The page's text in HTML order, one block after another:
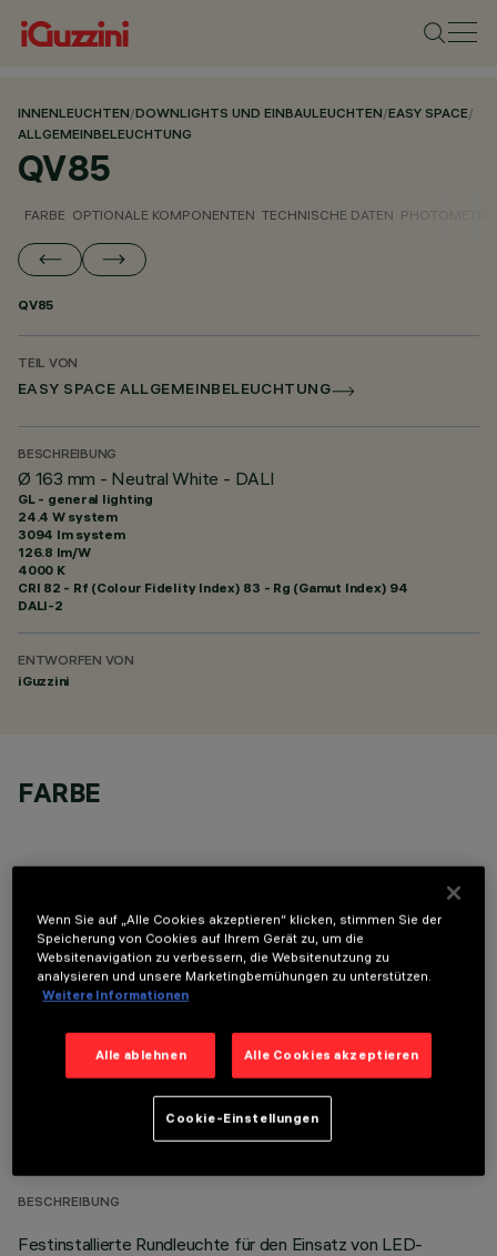
INNENLEUCHTEN/DOWNLIGHTS UND EINBAULEUCHTEN/EASY SPACE/
ALLGEMEINBELEUCHTUNG
QV85
FARBE OPTIONALE KOMPONENTEN TECHNISCHE DATEN
QV85
TEIL VON
EASY SPACE ALLGEMEINBELEUCHTUNG
BESCHREIBUNG
Ø 163 mm - Neutral White - DALI
GL - general lighting
24.4 W system
3094 lm system
126.8 lm/W
4000 K
CRI 82 - Rf (Colour Fidelity Index) 83 - Rg (Gamut Index) 94
DALI-2
ENTWORFEN VON
iGuzzini
FARBE
OPTIONALE KOMPONENTEN
TECHNISCHE DATEN
LETZTES UPDATE: 06.08.2026
BESCHREIBUNG
Festinstallierte Rundleuchte für den Einsatz von LED-
Wenn Sie auf „Alle Cookies akzeptieren“ klicken, stimmen Sie der
Speicherung von Cookies auf Ihrem Gerät zu, um die
Websitenavigation zu verbessern, die Websitenutzung zu
analysieren und unsere Marketingbemühungen zu unterstützen.
Weitere Informationen
Alle ablehnen Alle Cookies akzeptieren
Cookie-Einstellungen